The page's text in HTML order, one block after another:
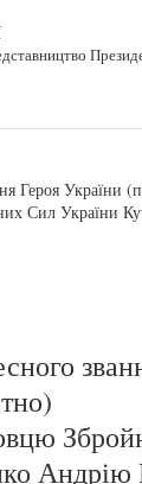
Героя України
Сил України